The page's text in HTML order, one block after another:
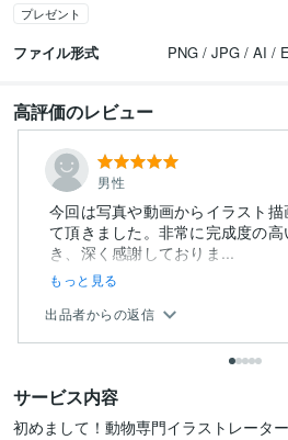
プレゼント
ファイル形式 PNG / JPG / AI /
高評価のレビュー
男性
今回は写真や動画からイラスト
て頂きました。非常に完成度の
き、深く感謝しておりま...
もっと見る
出品者からの返信
サービス内容
初めまして！動物専門イラストレータ